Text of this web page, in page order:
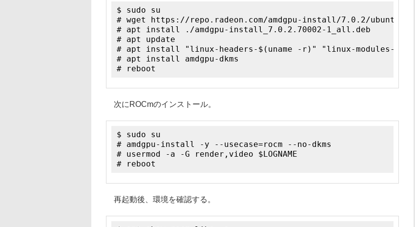
$ sudo su
# wget https://repo.radeon.com/amdgpu-install/7.0.2/ubuntu/
# apt install ./amdgpu-install_7.0.2.70002-1_all.deb
# apt update
# apt install "linux-headers-$(uname -r)" "linux-modules-
# apt install amdgpu-dkms
# reboot
次にROCmのインストール。
$ sudo su
# amdgpu-install -y --usecase=rocm --no-dkms
# usermod -a -G render,video $LOGNAME
# reboot
再起動後、環境を確認する。